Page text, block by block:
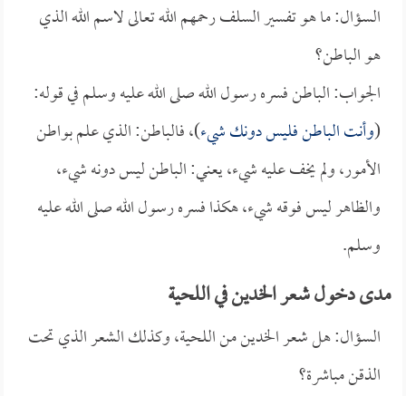
السؤال: ما هو تفسير السلف رحمهم الله تعالى لاسم الله الذي
هو الباطن؟
الجواب: الباطن فسره رسول الله صلى الله عليه وسلم في قوله:
(وأنت الباطن فليس دونك شيء)، فالباطن: الذي علم بواطن
الأمور، ولم يخف عليه شيء، يعني: الباطن ليس دونه شيء،
والظاهر ليس فوقه شيء، هكذا فسره رسول الله صلى الله عليه
وسلم.
مدى دخول شعر الخدين في اللحية
السؤال: هل شعر الخدين من اللحية، وكذلك الشعر الذي تحت
الذقن مباشرة؟